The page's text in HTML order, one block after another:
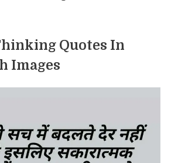
Quotes In
Images